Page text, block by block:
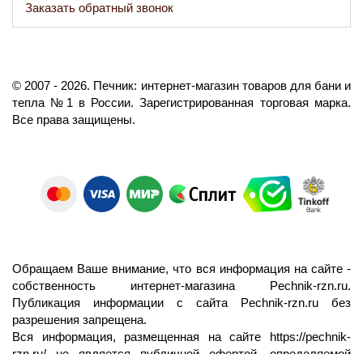
Заказать обратный звонок
©️ 2007 - 2026. Печник: интернет-магазин товаров для бани и
тепла №1 в России. Зарегистрированная торговая марка.
Все права защищены.
Обращаем Ваше внимание, что вся информация на сайте -
собственность интернет-магазина Pechnik-rzn.ru.
Публикация информации с сайта Pechnik-rzn.ru без
разрешения запрещена.
Вся информация, размещенная на сайте https://pechnik-